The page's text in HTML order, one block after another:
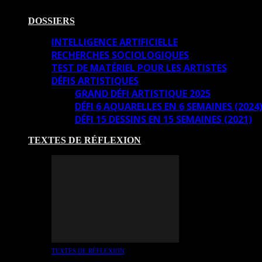
DOSSIERS
INTELLIGENCE ARTIFICIELLE
RECHERCHES SOCIOLOGIQUES
TEST DE MATÉRIEL POUR LES ARTISTES
DÉFIS ARTISTIQUES
GRAND DÉFI ARTISTIQUE 2025
DÉFI 6 AQUARELLES EN 6 SEMAINES (2024)
DÉFI 15 DESSINS EN 15 SEMAINES (2021)
TEXTES DE RÉFLEXION
TEXTES DE RÉFLEXION